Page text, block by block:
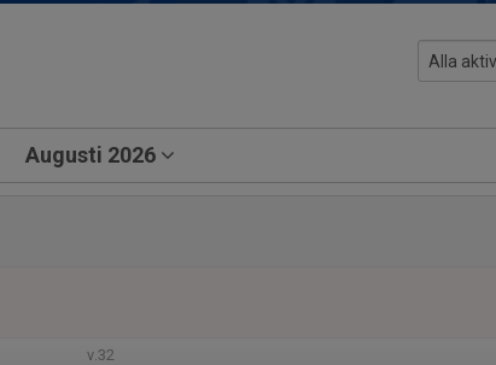
Augusti 2026
v.32